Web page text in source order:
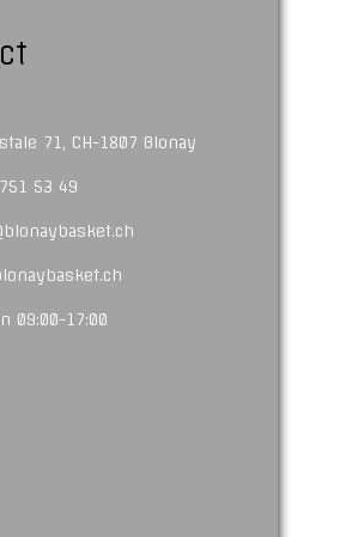
71, CH-1807 Blonay
53 49
09:00-17:00